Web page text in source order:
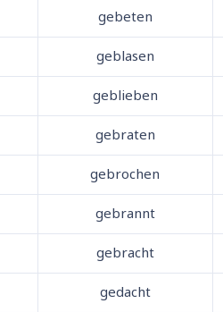
gebeten
geblasen
geblieben
gebraten
gebrochen
gebrannt
gebracht
gedacht